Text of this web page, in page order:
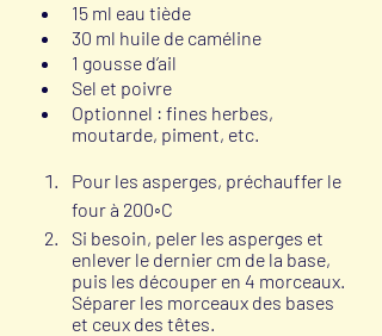
15 ml eau tiède
30 ml huile de caméline
1 gousse d’ail
Sel et poivre
Optionnel : fines herbes,
moutarde, piment, etc.
Pour les asperges, préchauffer le
four à 200◦C
Si besoin, peler les asperges et
enlever le dernier cm de la base,
puis les découper en 4 morceaux.
Séparer les morceaux des bases
et ceux des têtes.